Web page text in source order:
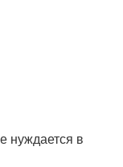
нуждается в